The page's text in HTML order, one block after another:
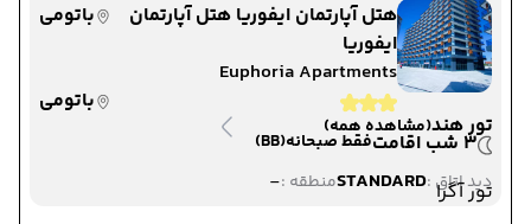
تور هند(مشاهده همه)
تور آگرا
هتل آپارتمان ایفوریا هتل آپارتمان
ایفوریا
باتومی
Euphoria Apartments
باتومی
3 شب اقامت
فقط صبحانه(BB)
دید اتاق :STANDARDمنطقه :-